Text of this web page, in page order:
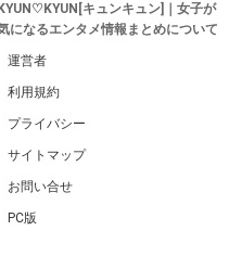
KYUN♡KYUN[キュンキュン]｜女子が
になるエンタメ情報まとめについて
運営者
利用規約
プライバシー
サイトマップ
お問い合せ
PC版